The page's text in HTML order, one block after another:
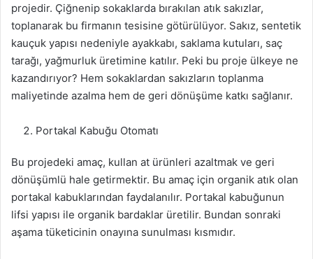
projedir. Çiğnenip sokaklarda bırakılan atık sakızlar,
toplanarak bu firmanın tesisine götürülüyor. Sakız, sentetik
kauçuk yapısı nedeniyle ayakkabı, saklama kutuları, saç
tarağı, yağmurluk üretimine katılır. Peki bu proje ülkeye ne
kazandırıyor? Hem sokaklardan sakızların toplanma
maliyetinde azalma hem de geri dönüşüme katkı sağlanır.
Portakal Kabuğu Otomatı
Bu projedeki amaç, kullan at ürünleri azaltmak ve geri
dönüşümlü hale getirmektir. Bu amaç için organik atık olan
portakal kabuklarından faydalanılır. Portakal kabuğunun
lifsi yapısı ile organik bardaklar üretilir. Bundan sonraki
aşama tüketicinin onayına sunulması kısmıdır.